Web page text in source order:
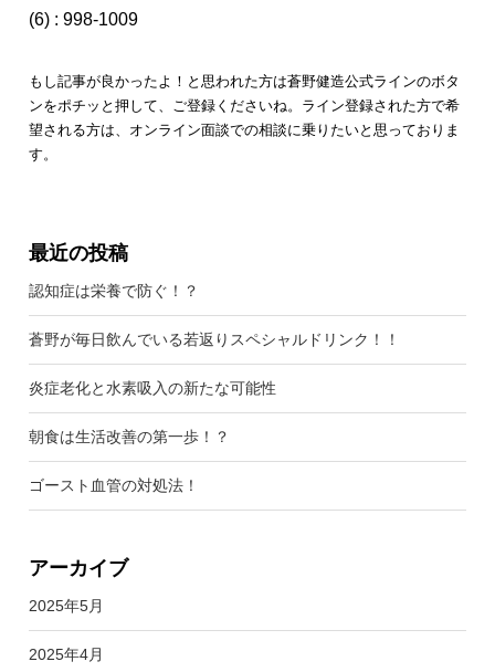
(6) : 998-1009
もし記事が良かったよ！と思われた方は蒼野健造公式ラインのボタ
ンをポチッと押して、ご登録くださいね。ライン登録された方で希
望される方は、オンライン面談での相談に乗りたいと思っておりま
す。
最近の投稿
認知症は栄養で防ぐ！？
蒼野が毎日飲んでいる若返りスペシャルドリンク！！
炎症老化と水素吸入の新たな可能性
朝食は生活改善の第一歩！？
ゴースト血管の対処法！
アーカイブ
2025年5月
2025年4月